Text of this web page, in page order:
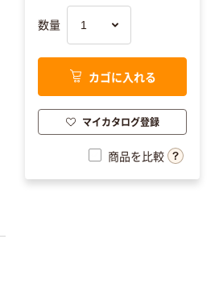
数量
カゴに入れる
マイカタログ登録
商品を比較